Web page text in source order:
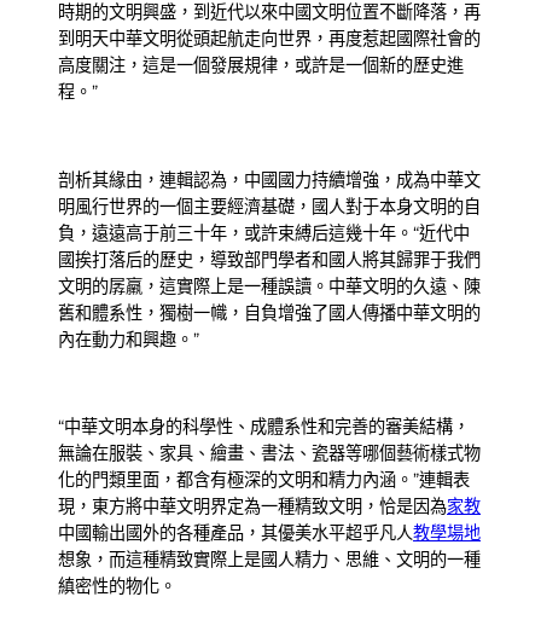
時期的文明興盛，到近代以來中國文明位置不斷降落，再
到明天中華文明從頭起航走向世界，再度惹起國際社會的
高度關注，這是一個發展規律，或許是一個新的歷史進
程。”
剖析其緣由，連輯認為，中國國力持續增強，成為中華文
明風行世界的一個主要經濟基礎，國人對于本身文明的自
負，遠遠高于前三十年，或許束縛后這幾十年。“近代中
國挨打落后的歷史，導致部門學者和國人將其歸罪于我們
文明的孱羸，這實際上是一種誤讀。中華文明的久遠、陳
舊和體系性，獨樹一幟，自負增強了國人傳播中華文明的
內在動力和興趣。”
“中華文明本身的科學性、成體系性和完善的審美結構，
無論在服裝、家具、繪畫、書法、瓷器等哪個藝術樣式物
化的門類里面，都含有極深的文明和精力內涵。”連輯表
現，東方將中華文明界定為一種精致文明，恰是因為家教
中國輸出國外的各種產品，其優美水平超乎凡人教學場地
想象，而這種精致實際上是國人精力、思維、文明的一種
縝密性的物化。